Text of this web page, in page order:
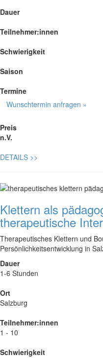
Dauer
Teilnehmer:innen
Schwierigkeit
Saison
Termine
Wunschtermin anfragen »
Preis
n.V.
DETAILS >>
Klettern als
therapeutische
Therapeutisches Klettern und
Persönlichkeitsentwicklung in
Dauer
1-6 Stunden
Ort
Salzburg
Teilnehmer:innen
1 - 10
Schwierigkeit